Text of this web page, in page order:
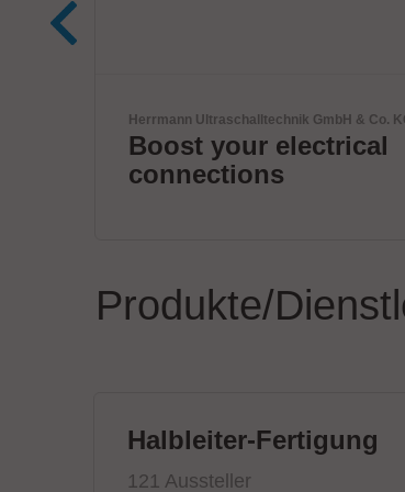
IPTE Factory Automation NV
Zukunftsbereite
Automatisierung
Produkte/
Halbleiter-Fertigung
121 Aussteller